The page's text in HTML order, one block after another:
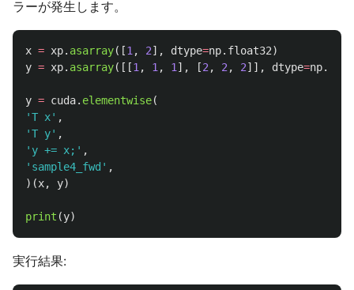
ラーが発生します。
x = xp. asarray([1 , 2], dtype=np. float32)
y = xp. asarray([[1 , 1 , 1 ], [2 , 2 , 2]], dtype=np.
y = cuda. elementwise(
'T x' ,
'T y' ,
' y += x; ' ,
' sample4_fwd ' ,
)(x, y)
print (y)
実行結果: